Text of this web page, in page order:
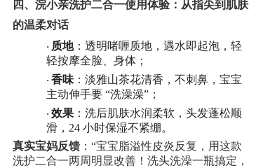
四、 浣小亲洗护二合一使用体验：从指尖到肌肤
的温柔对话
· 质地：透明啫喱质地，遇水即起泡，轻
轻按摩全脸、身体；
· 香味：淡雅山茶花清香，不刺鼻，宝宝
主动伸手要 “洗澡澡”；
· 效果：洗后肌肤水润柔软，头发蓬松顺
滑， 24 小时保湿不紧绷。
真实宝妈反馈： “宝宝脂溢性皮炎反复，用这款
洗护二合一两周明显改善！洗头洗澡一瓶搞定，